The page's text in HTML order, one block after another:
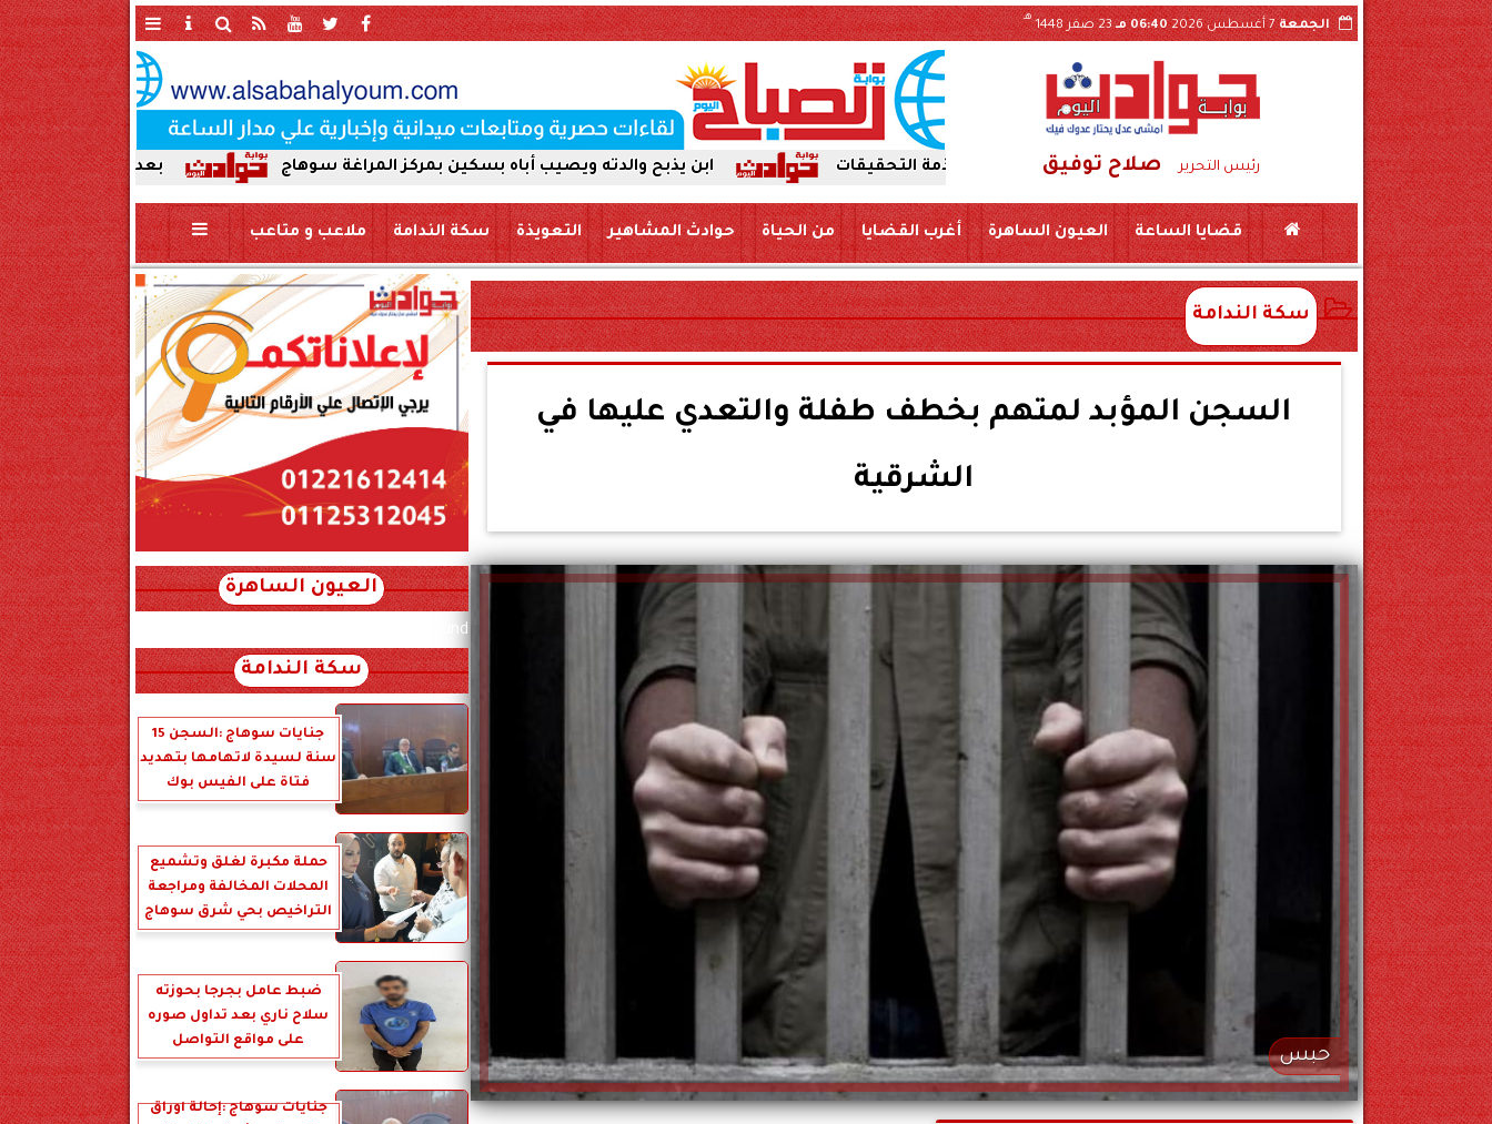
الجمعة7 أغسطس 2026 06:40 مـ 23 صفر 1448
هـ
رئيس التحرير صلاح توفيق بعد ضبط حمير مذبوحة في ابن يذبح والدته ويصيب أباه بسكين بمركز المراغة سوهاج على ذمة التحقيقات
قضايا الساعة العيون الساهرة أغرب القضايا من الحياة حوادث المشاهير التعويذة سكة الندامة ملاعب و متاعب
سكة الندامة
السجن المؤبد لمتهم بخطف طفلة والتعدي عليها في
الشرقية
حبس
العيون الساهرة
xml_json/rss/~12.xml x0n not found
سكة الندامة
جنايات سوهاج :السجن 15
سنة لسيدة لاتهامها بتهديد
فتاة على الفيس بوك
حملة مكبرة لغلق وتشميع
المحلات المخالفة ومراجعة
التراخيص بحي شرق سوهاج
ضبط عامل بجرجا بحوزته
سلاح ناري بعد تداول صوره
على مواقع التواصل
جنايات سوهاج :إحالة أوراق